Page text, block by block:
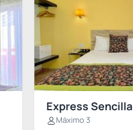
Express Sencilla
Máximo 3